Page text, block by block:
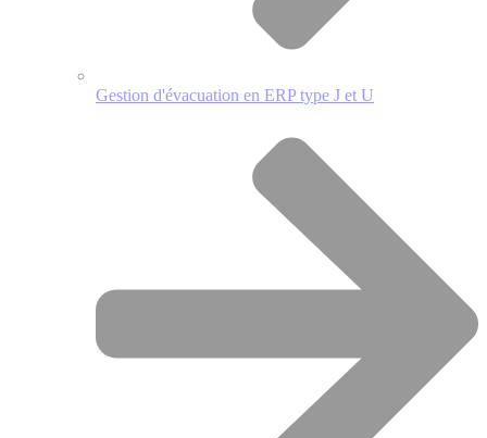
Gestion d'évacuation en ERP type J et U